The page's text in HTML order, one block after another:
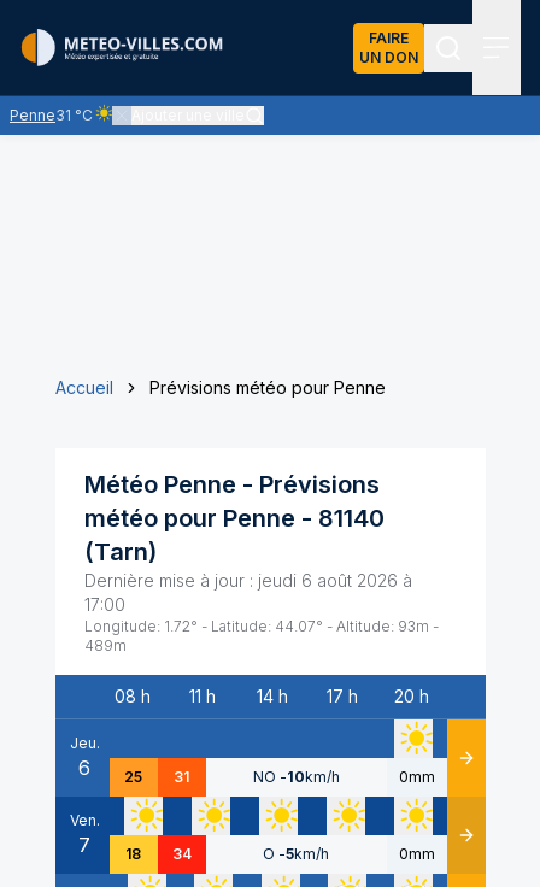
FAIRE
UN DON
Penne31 °C
Ciel clair - quasiment pas de nuages et un soleil omniprésent
Accueil Prévisions météo pour Penne
Météo Penne - Prévisions
météo pour Penne - 81140
(Tarn)
Dernière mise à jour : jeudi 6 août 2026 à
17:00
Longitude: 1.72° - Latitude: 44.07° - Altitude: 93m -
489m
Date
08 h 11 h 14 h 17 h 20 h
Jeu.
6 25 31 NO -10km/h 0mm Détails
Ven.
7 18 34 O -5km/h 0mm Détails